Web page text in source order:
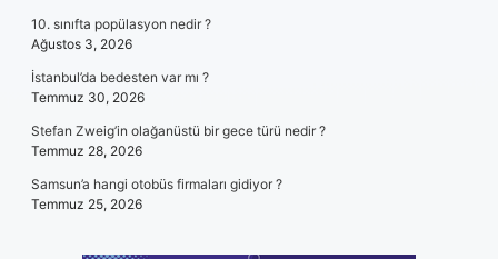
10. sınıfta popülasyon nedir ?
Ağustos 3, 2026
İstanbul’da bedesten var mı ?
Temmuz 30, 2026
Stefan Zweig’in olağanüstü bir gece türü nedir ?
Temmuz 28, 2026
Samsun’a hangi otobüs firmaları gidiyor ?
Temmuz 25, 2026